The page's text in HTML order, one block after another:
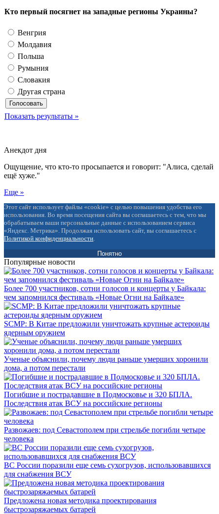
Кто первый посягнет на западные регионы Украины?
Венгрия
Молдавия
Польша
Румыния
Словакия
Другая страна
Показать результаты »
Анекдот дня
Ощущение, что кто-то просыпается и говорит: "Алиса, сделай
ещё хуже."
Еще »
Этот сайт использует файлы «cookie» с целью повышения удобства его
использования. Во время посещения сайта вы соглашаетесь с тем, что мы
обрабатываем ваши персональные данные с использованием сервиса
«Яндекс. Метрика». Продолжая использовать сайт, вы соглашаетесь с
Политикой конфиденциальности.
Понятно
Популярные новости
Более 700 участников, сотни голосов и концерты у Байкала:
чем запомнился фестиваль «Новые Огни на Байкале»
SCMP: В Китае предложили уничтожать крупные астероиды
ядерным оружием
Ученые объяснили, почему люди раньше умерших хоронили
дома, а потом перестали
Погибшие и пострадавшие в Подмосковье и 320 БПЛА.
Последствия атак ВСУ на российские регионы
Развожаев: под Севастополем при стрельбе погибли четыре
человека
ВС России поразили еще семь сухогрузов, использовавшихся
для снабжения ВСУ
Предложена новая методика проектирования
быстрозаряжаемых батарей